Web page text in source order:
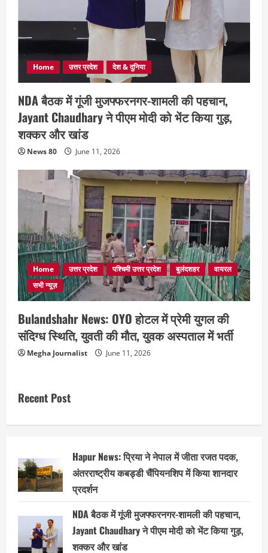
Home उत्तर प्रदेश देश & दुनिया
NDA बैठक में गूंजी मुजफ्फरनगर-शामली की पहचान,
Jayant Chaudhary ने पीएम मोदी को भेंट किया गुड़,
शक्कर और खांड
News 80 June 11, 2026
Home उत्तर प्रदेश पश्चिमी उत्तर प्रदेश बुलंदशहर
वायरल
सभी न्यूज़
Bulandshahr News: OYO होटल में प्रेमी युगल की
संदिग्ध स्थिति, युवती की मौत, युवक अस्पताल में भर्ती
Megha Journalist June 11, 2026
Recent Post
Hapur News: प्रिया ने नेपाल में जीता रजत पदक,
अंतरराष्ट्रीय कबड्डी चैंपियनशिप में किया शानदार
प्रदर्शन
NDA बैठक में गूंजी मुजफ्फरनगर-शामली की पहचान,
Jayant Chaudhary ने पीएम मोदी को भेंट किया गुड़,
शक्कर और खांड